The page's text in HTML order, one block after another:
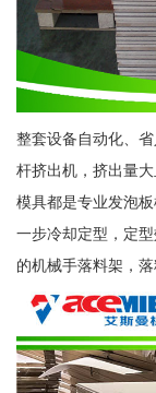
整套设备自动化、
杆挤出机，挤出量
模具都是专业发泡
一步冷却定型，定
的机械手落料架，落